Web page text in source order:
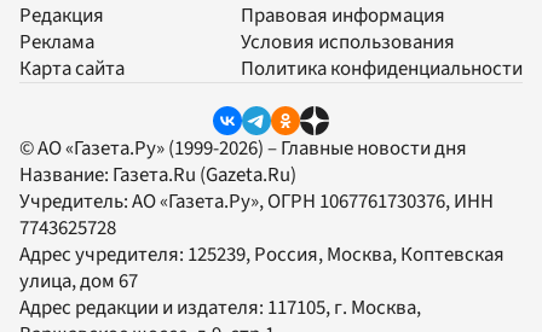
Редакция
Реклама
Карта сайта
Правовая информация
Условия использования
Политика конфиденциальности
© АО «Газета.Ру» (1999-2026) – Главные новости дня
Название: Газета.Ru (Gazeta.Ru)
Учредитель:АО «Газета.Ру», ОГРН 1067761730376, ИНН
7743625728
Адрес учредителя: 125239, Россия, Москва, Коптевская
улица, дом 67
Адрес редакции и издателя: 117105, г. Москва,